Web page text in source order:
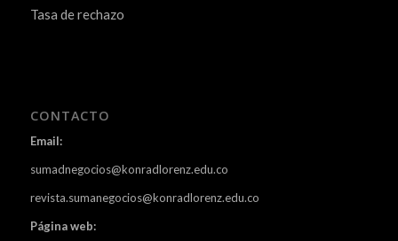
Tasa de rechazo
CONTACTO
Email:
sumadnegocios@konradlorenz.edu.co
revista.sumanegocios@konradlorenz.edu.co
Página web: